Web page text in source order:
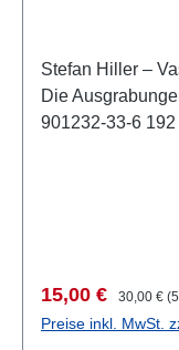
Stefan Hiller –
Die
901232-33-6 192
Verkaufspreis:
15,00 € Regulärer
30,00 €
Preise inkl. MwSt.